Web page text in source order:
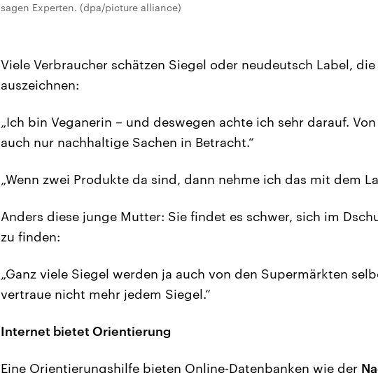
sagen Experten. (dpa/picture alliance)
Viele Verbraucher schätzen Siegel oder neudeutsch Label,
auszeichnen:
„Ich bin Veganerin – und deswegen achte ich sehr darauf.
auch nur nachhaltige Sachen in Betracht.“
„Wenn zwei Produkte da sind, dann nehme ich das mit dem
Anders diese junge Mutter: Sie findet es schwer, sich im
zu finden:
„Ganz viele Siegel werden ja auch von den Supermärkten
vertraue nicht mehr jedem Siegel.“
Internet bietet Orientierung
Eine Orientierungshilfe bieten Online-Datenbanken wie der